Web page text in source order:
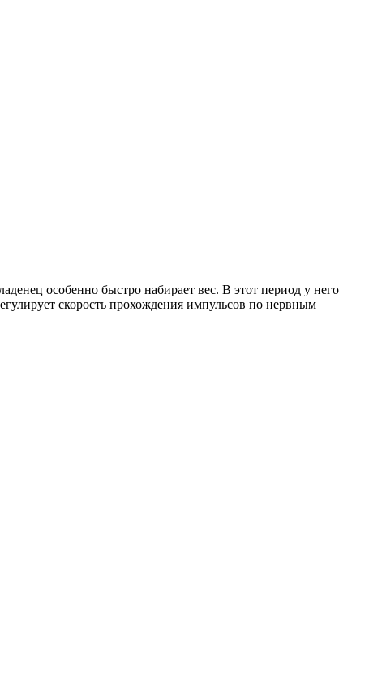
особенно быстро набирает вес. В этот период у него
скорость прохождения импульсов по нервным